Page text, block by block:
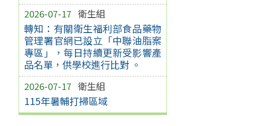
2026-07-17 衛生組
轉知：有關衛生福利部食品藥物
管理署官網已設立「中聯油脂案
專區」，每日持續更新受影響產
品名單，供學校進行比對 。
2026-07-17 衛生組
115年暑輔打掃區域